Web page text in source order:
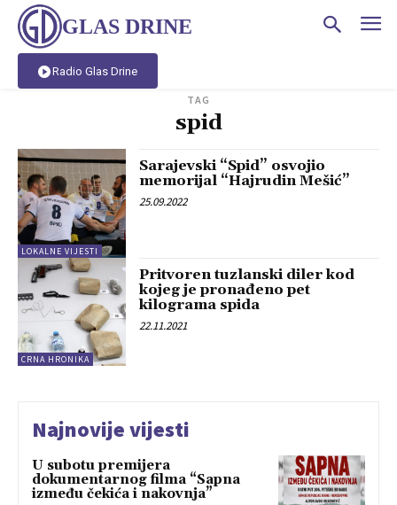
GLAS DRINE
Radio Glas Drine
TAG
spid
LOKALNE VIJESTI
Sarajevski “Spid” osvojio
memorijal “Hajrudin Mešić”
25.09.2022
CRNA HRONIKA
Pritvoren tuzlanski diler kod
kojeg je pronađeno pet
kilograma spida
22.11.2021
Najnovije vijesti
U subotu premijera
dokumentarnog filma “Sapna
između čekića i nakovnja”